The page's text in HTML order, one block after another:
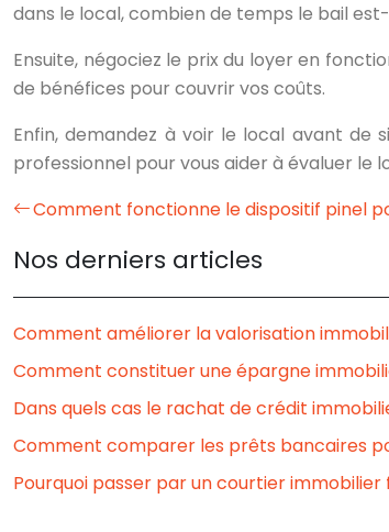
dans le local, combien de temps le bail
Ensuite, négociez le prix du loyer en
de bénéfices pour couvrir vos coûts.
Enfin, demandez à voir le local avant de
professionnel pour vous aider à évaluer le
Comment fonctionne le dispositif pinel
Nos derniers articles
Comment améliorer la valorisation
Comment constituer une épargne
Dans quels cas le rachat de crédit
Comment comparer les prêts bancaires
Pourquoi passer par un courtier immobilier